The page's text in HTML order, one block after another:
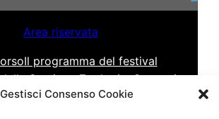
Gestisci Consenso Cookie
Area riservata
Il programma del festival
Stazione ZoologicaContatti